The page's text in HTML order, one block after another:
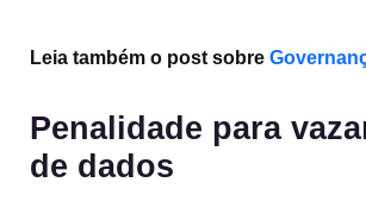
Leia também o post sobre
Penalidade para
de dados